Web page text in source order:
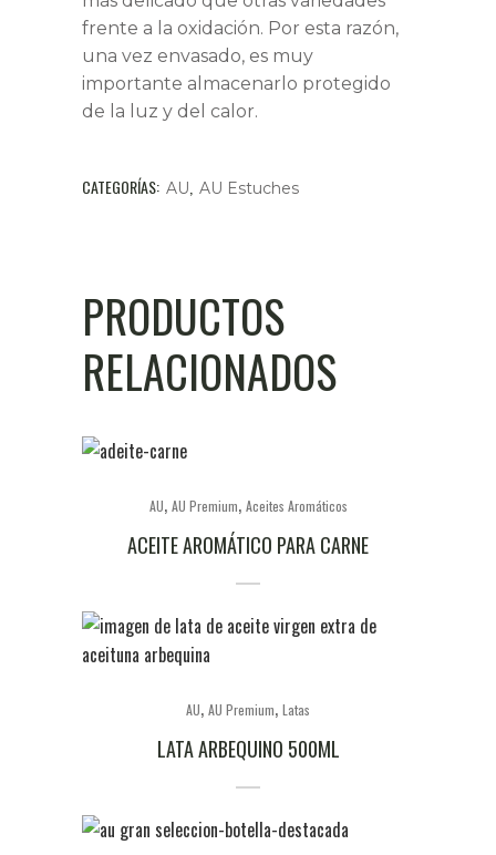
frente a la oxidación. Por esta razón,
una vez envasado, es muy
importante almacenarlo protegido
de la luz y del calor.
CATEGORÍAS: AU AU Estuches
PRODUCTOS
RELACIONADOS
AU, AU Premium, Aceites Aromáticos
ACEITE AROMÁTICO PARA CARNE
AU, AU Premium, Latas
LATA ARBEQUINO 500ML